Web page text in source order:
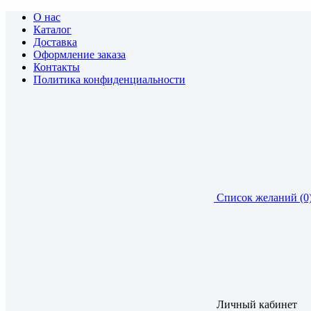
О нас
Каталог
Доставка
Оформление заказа
Контакты
Политика конфиденциальности
Список желаний
Личный кабинет